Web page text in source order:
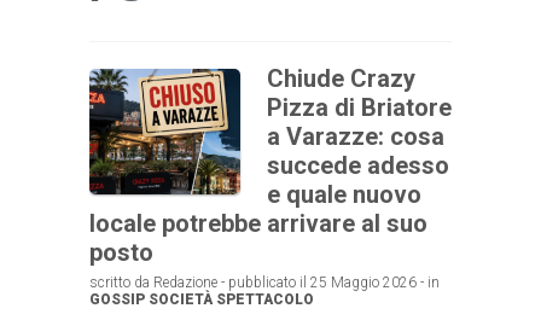
Chiude Crazy
Pizza di Briatore
a Varazze: cosa
succede adesso
e quale nuovo
locale potrebbe arrivare al suo
posto
scritto da Redazione - pubblicato il 25 Maggio 2026 - in
GOSSIP SOCIETÀ SPETTACOLO